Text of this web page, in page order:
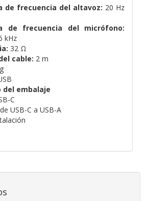
de frecuencia del altavoz: 20 Hz
de frecuencia del micrófono:
kHz
32 Ω
cable: 2 m
del embalaje
C
USB-C a USB-A